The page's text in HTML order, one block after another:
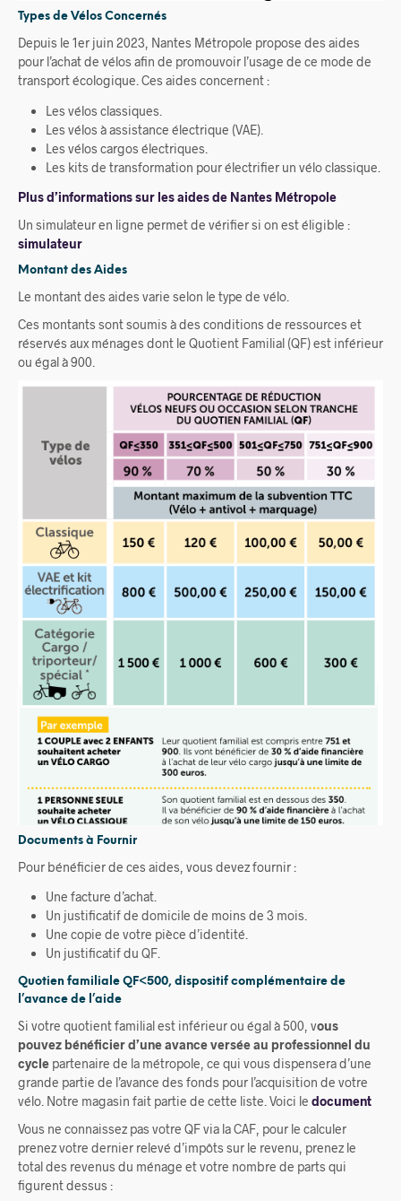
Types de Vélos Concernés
Depuis le 1er juin 2023, Nantes Métropole propose des aides
pour l’achat de vélos afin de promouvoir l’usage de ce mode de
transport écologique. Ces aides concernent :
Les vélos classiques.
Les vélos à assistance électrique (VAE).
Les vélos cargos électriques.
Les kits de transformation pour électrifier un vélo classique.
Plus d’informations sur les aides de Nantes Métropole
Un simulateur en ligne permet de vérifier si on est éligible :
simulateur
Montant des Aides
Le montant des aides varie selon le type de vélo.
Ces montants sont soumis à des conditions de ressources et
réservés aux ménages dont le Quotient Familial (QF) est inférieur
ou égal à 900.
Documents à Fournir
Pour bénéficier de ces aides, vous devez fournir :
Une facture d’achat.
Un justificatif de domicile de moins de 3 mois.
Une copie de votre pièce d’identité.
Un justificatif du QF.
Quotien familiale QF<500, dispositif complémentaire de
l’avance de l’aide
Si votre quotient familial est inférieur ou égal à 500, vous
pouvez bénéficier d’une avance versée au professionnel du
cycle partenaire de la métropole, ce qui vous dispensera d’une
grande partie de l’avance des fonds pour l’acquisition de votre
vélo. Notre magasin fait partie de cette liste. Voici le document
Vous ne connaissez pas votre QF via la CAF, pour le calculer
prenez votre dernier relevé d’impôts sur le revenu, prenez le
total des revenus du ménage et votre nombre de parts qui
figurent dessus :